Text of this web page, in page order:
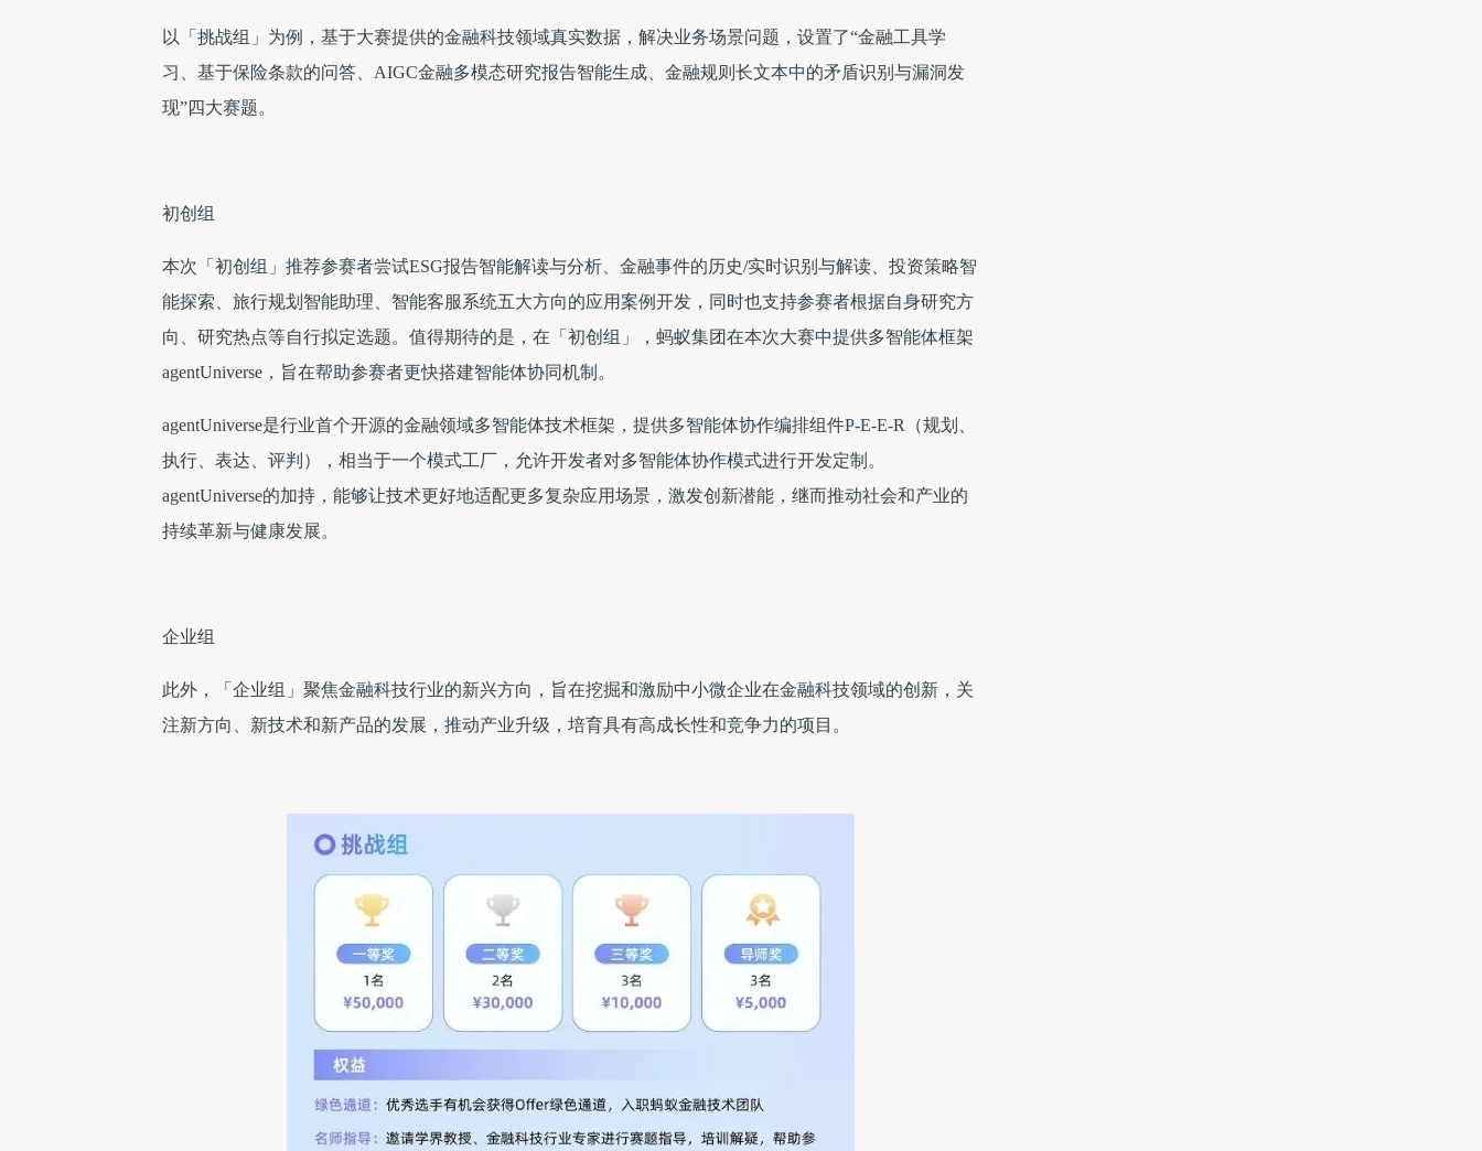
以「挑战组」为例，基于大赛提供的金融科技领域真实数据，解决业务场景问题，设置了“金融工具学
习、基于保险条款的问答、AIGC金融多模态研究报告智能生成、金融规则长文本中的矛盾识别与漏洞发
现”四大赛题。
初创组
本次「初创组」推荐参赛者尝试ESG报告智能解读与分析、金融事件的历史/实时识别与解读、投资策略智
能探索、旅行规划智能助理、智能客服系统五大方向的应用案例开发，同时也支持参赛者根据自身研究方
向、研究热点等自行拟定选题。值得期待的是，在「初创组」，蚂蚁集团在本次大赛中提供多智能体框架
agentUniverse，旨在帮助参赛者更快搭建智能体协同机制。
agentUniverse是行业首个开源的金融领域多智能体技术框架，提供多智能体协作编排组件P-E-E-R（规划、
执行、表达、评判），相当于一个模式工厂，允许开发者对多智能体协作模式进行开发定制。
agentUniverse的加持，能够让技术更好地适配更多复杂应用场景，激发创新潜能，继而推动社会和产业的
持续革新与健康发展。
企业组
此外，「企业组」聚焦金融科技行业的新兴方向，旨在挖掘和激励中小微企业在金融科技领域的创新，关
注新方向、新技术和新产品的发展，推动产业升级，培育具有高成长性和竞争力的项目。